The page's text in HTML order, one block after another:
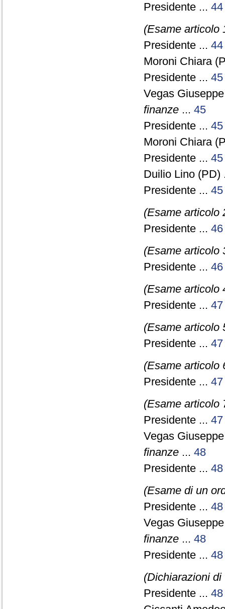
Presidente ... 44
(Esame articolo
Presidente ... 44
Moroni Chiara
Presidente ... 45
Vegas
finanze ... 45
Presidente ... 45
Moroni Chiara
Presidente ... 45
Duilio Lino
Presidente ... 45
(Esame articolo
Presidente ... 46
(Esame articolo
Presidente ... 46
(Esame articolo
Presidente ... 47
(Esame articolo
Presidente ... 47
(Esame articolo
Presidente ... 47
(Esame articolo
Presidente ... 47
Vegas
finanze ... 48
Presidente ... 48
(Esame di un
Presidente ... 48
Vegas
finanze ... 48
Presidente ... 48
(Dichiarazioni
Presidente ... 48